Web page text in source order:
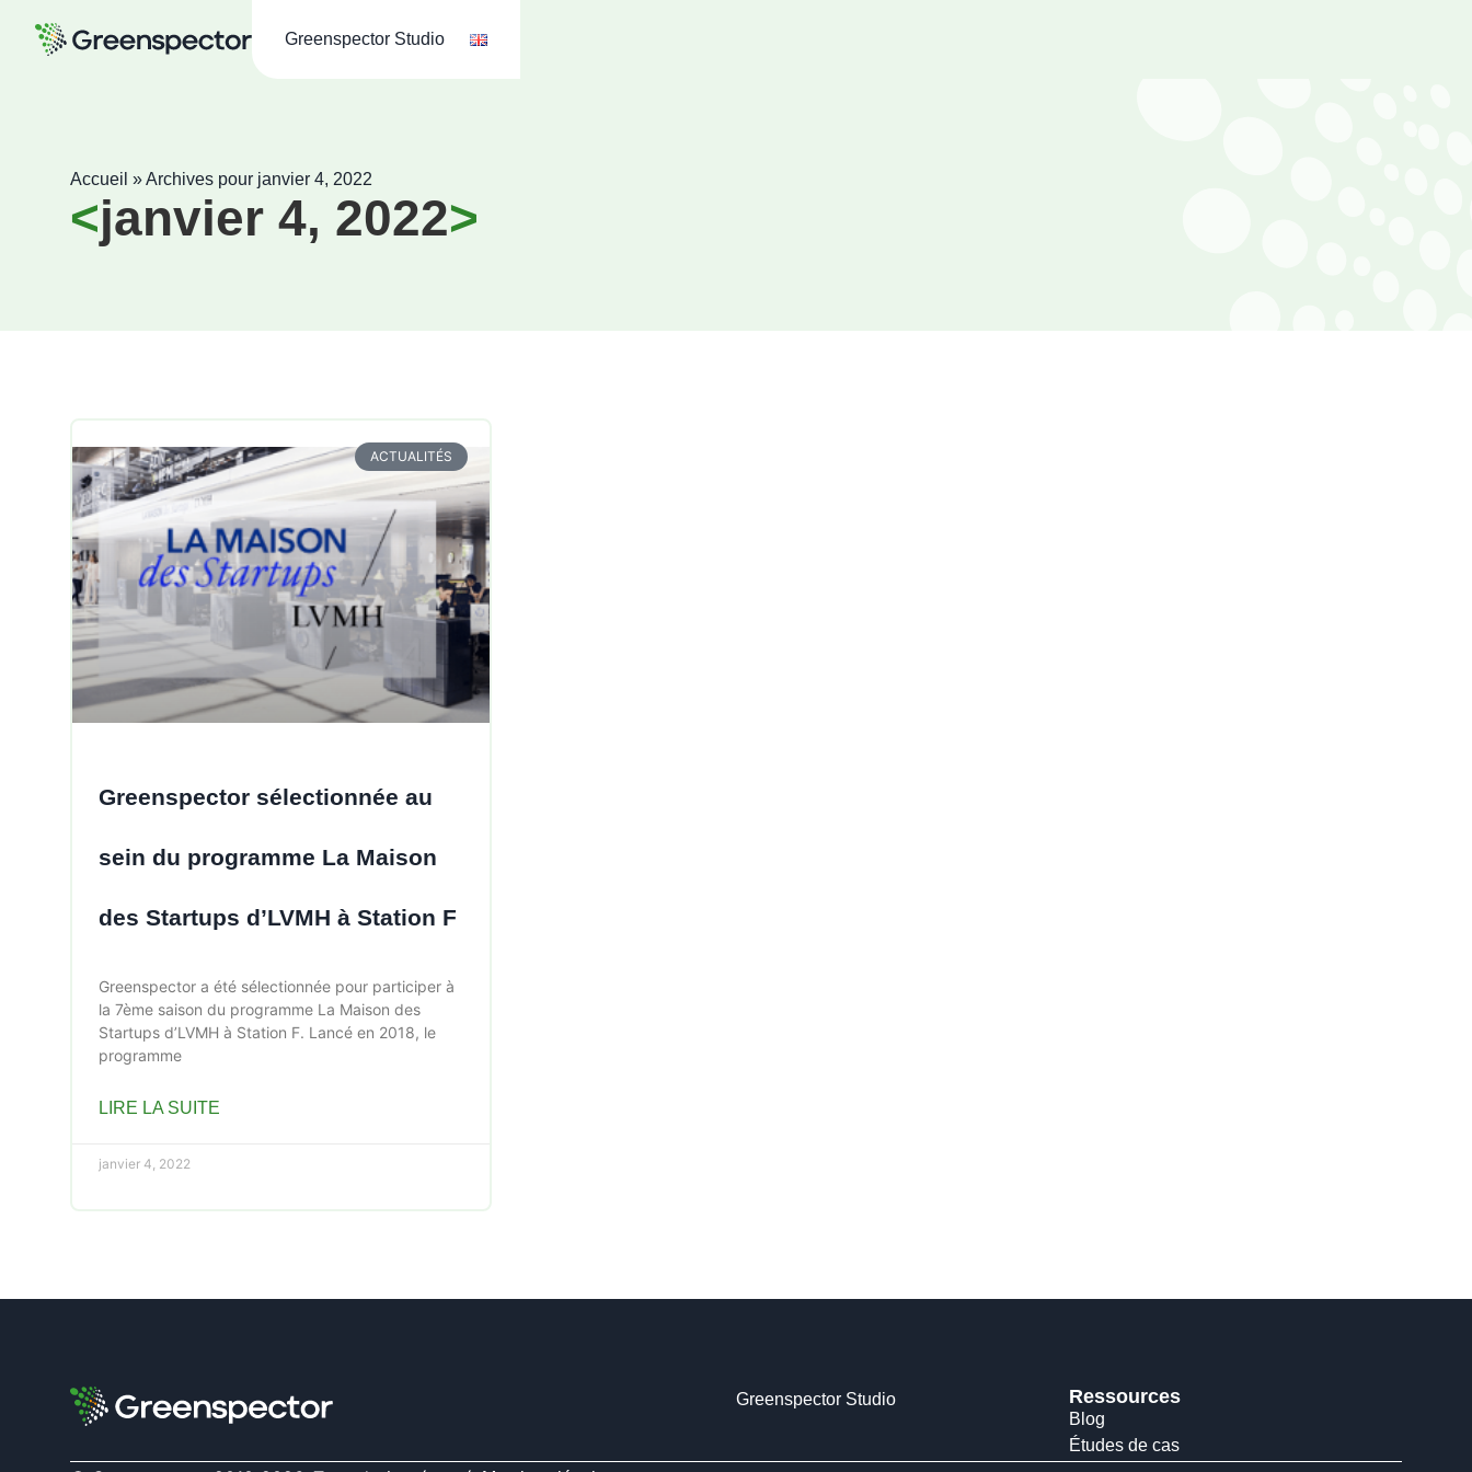
Greenspector Studio
Accueil »Archives pour janvier 4, 2022
janvier 4, 2022
ACTUALITÉS
Greenspector sélectionnée au
sein du programme La Maison
des Startups d’LVMH à Station F
Greenspector a été sélectionnée pour participer à
la 7ème saison du programme La Maison des
Startups d’LVMH à Station F. Lancé en 2018, le
programme
LIRE LA SUITE
janvier 4, 2022
Greenspector Studio Ressources
Blog
Études de cas